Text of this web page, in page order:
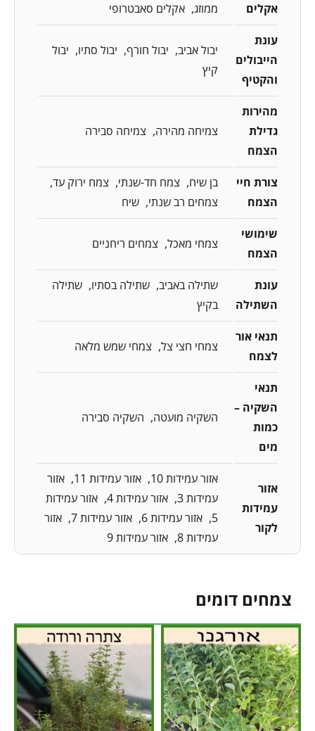
אקלים
ממוזג אקלים סאבטרופי
עונת
הייבולים
והקטיף
יבול אביב יבול חורף יבול סתיו
יבול
קיץ
מהירות
גדילת
הצמח
צמיחה מהירה צמיחה סבירה
צורת חיי
הצמח
בן שיח צמח חד-שנתי
צמח ירוק עד
צמחים רב שנתי
שיח
שימושי
הצמח
צמחי מאכל צמחים ריחניים
עונת
השתילה
שתילה באביב שתילה בסתיו
שתילה
בקיץ
תנאי אור
לצמח
צמחי חצי צל צמחי שמש מלאה
תנאי
השקיה –
כמות
מים
השקיה מועטה השקיה סבירה
אזור
עמידות
לקור
אזור עמידות 10 אזור עמידות 11
אזור
עמידות 3
אזור עמידות 4
אזור עמידות
5
אזור עמידות 6 אזור עמידות 7
אזור
עמידות 8
אזור עמידות 9
צמחים דומים